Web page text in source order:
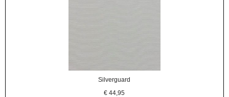
Silverguard
€44,95